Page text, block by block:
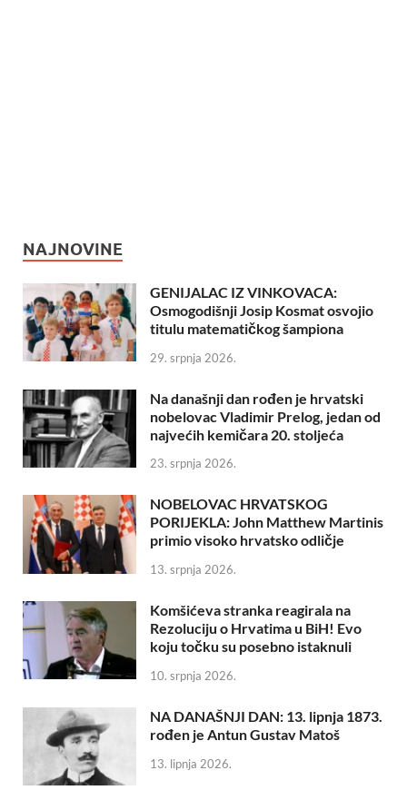
NAJNOVINE
GENIJALAC IZ VINKOVACA:
Osmogodišnji Josip Kosmat osvojio
titulu matematičkog šampiona
29. srpnja 2026.
Na današnji dan rođen je hrvatski
nobelovac Vladimir Prelog, jedan od
najvećih kemičara 20. stoljeća
23. srpnja 2026.
NOBELOVAC HRVATSKOG
PORIJEKLA: John Matthew Martinis
primio visoko hrvatsko odličje
13. srpnja 2026.
Komšićeva stranka reagirala na
Rezoluciju o Hrvatima u BiH! Evo
koju točku su posebno istaknuli
10. srpnja 2026.
NA DANAŠNJI DAN: 13. lipnja 1873.
rođen je Antun Gustav Matoš
13. lipnja 2026.